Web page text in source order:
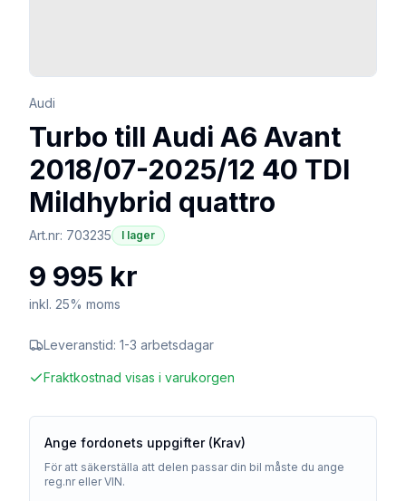
Audi
Turbo till Audi A6 Avant
2018/07-2025/12 40 TDI
Mildhybrid quattro
Art.nr: 703235 I lager
9 995 kr
inkl. 25% moms
Leveranstid: 1-3 arbetsdagar
Fraktkostnad visas i varukorgen
Ange fordonets uppgifter (Krav)
För att säkerställa att delen passar din bil måste du ange
reg.nr eller VIN.